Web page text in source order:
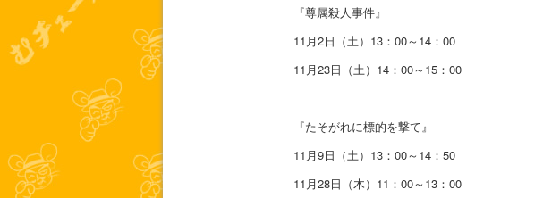
『尊属殺人事件』
11月2日（土）13：00～14：00
11月23日（土）14：00～15：00
『たそがれに標的を撃て』
11月9日（土）13：00～14：50
11月28日（木）11：00～13：00